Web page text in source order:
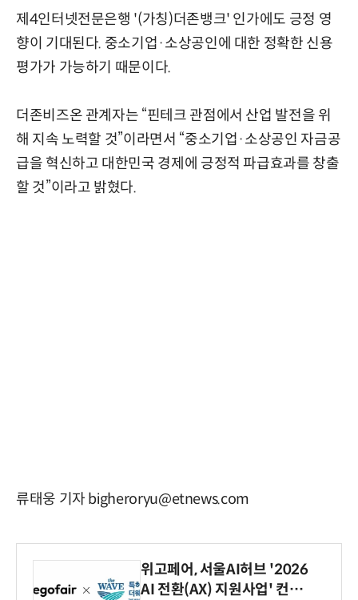
제4인터넷전문은행 '(가칭)더존뱅크' 인가에도 긍정 영
향이 기대된다. 중소기업·소상공인에 대한 정확한 신용
평가가 가능하기 때문이다.
더존비즈온 관계자는 “핀테크 관점에서 산업 발전을 위
해 지속 노력할 것”이라면서 “중소기업·소상공인 자금공
급을 혁신하고 대한민국 경제에 긍정적 파급효과를 창출
할 것”이라고 밝혔다.
류태웅 기자 bigheroryu@etnews.com
위고페어, 서울AI허브 '2026
AI 전환(AX) 지원사업' 컨소